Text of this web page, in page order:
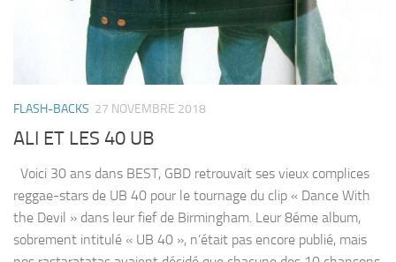
FLASH-BACKS 27 NOVEMBRE 2018
ALI ET LES 40 UB
Voici 30 ans dans BEST, GBD retrouvait ses vieux complices
reggae-stars de UB 40 pour le tournage du clip « Dance With
the Devil » dans leur fief de Birmingham. Leur 8éme album,
sobrement intitulé « UB 40 », n’était pas encore publié, mais